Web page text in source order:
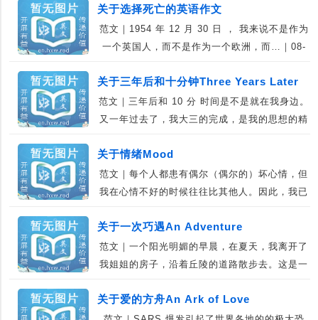
关于选择死亡的英语作文
范文｜1954 年 12 月 30 日 ， 我来说不是作为
一个英国人，而不是作为一个欧洲，而…｜08-
关于三年后和十分钟Three Years Later
and 10 Points
范文｜三年后和 10 分 时间是不是就在我身边。
又一年过去了，我大三的完成，是我的思想的精
关于情绪Mood
范文｜每个人都患有偶尔（偶尔的）坏心情，但
我在心情不好的时候往往比其他人。因此，我已
关于一次巧遇An Adventure
范文｜一个阳光明媚的早晨，在夏天，我离开了
我姐姐的房子，沿着丘陵的道路散步去。这是一
关于爱的方舟An Ark of Love